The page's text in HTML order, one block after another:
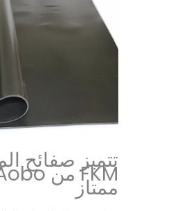
تتميز صفائح
ممتاز